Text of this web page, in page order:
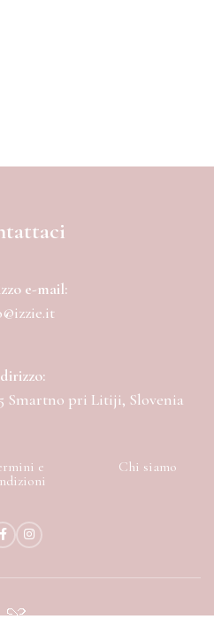
e-mail:
Smartno pri Litiji, Slovenia
e
Chi siamo